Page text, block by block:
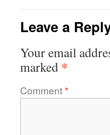
Leave a
Your email
marked *
Comment*